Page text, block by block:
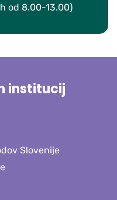
od 8.00-13.00)
institucij
Slovenije